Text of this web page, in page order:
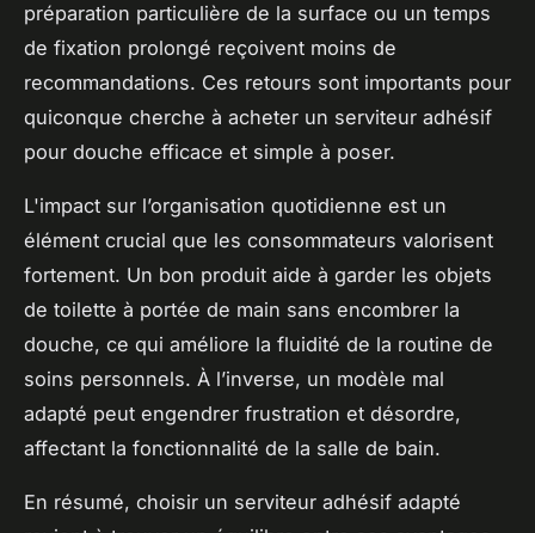
préparation particulière de la surface ou un temps
de fixation prolongé reçoivent moins de
recommandations. Ces retours sont importants pour
quiconque cherche à acheter un serviteur adhésif
pour douche efficace et simple à poser.
L'impact sur l’organisation quotidienne est un
élément crucial que les consommateurs valorisent
fortement. Un bon produit aide à garder les objets
de toilette à portée de main sans encombrer la
douche, ce qui améliore la fluidité de la routine de
soins personnels. À l’inverse, un modèle mal
adapté peut engendrer frustration et désordre,
affectant la fonctionnalité de la salle de bain.
En résumé, choisir un serviteur adhésif adapté